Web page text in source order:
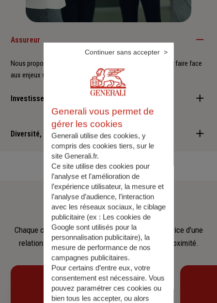
Assureur
Nous proposons à nos clients des solutions durables pour faire face
aux enjeux sociétaux et environnementaux.
Investisseur responsable
Nous sommes convaincus qu'il est possible d'allier performance
financière et retombées positives : cette vision est au cœur des
services que nous vous proposons.
Diversité, Equité, Inclusion
Nous faisons de la diversité, de l'équité et de l'inclusion un
engagement quotidien.
Notreéquipe
Chaque collaborateur met son savoir‑faire au service d’une
relation fondée sur l’écoute, la confiance et la proximité.
Generali vous permet de
gérer les cookies
Generali utilise des cookies, y
compris des cookies tiers, sur le
site Generali.fr.
Ce site utilise des cookies pour
l’analyse et l'amélioration de
l’expérience utilisateur, la mesure et
l’analyse d’audience, l’interaction
avec les réseaux sociaux, le ciblage
publicitaire (ex : Les cookies de
Google sont utilisés pour la
personnalisation publicitaire), la
mesure de performance de nos
campagnes publicitaires.
Pour certains d’entre eux, votre
consentement est nécessaire. Vous
pouvez paramétrer ces cookies ou
bien tous les accepter, ou alors
Continuer sans accepter